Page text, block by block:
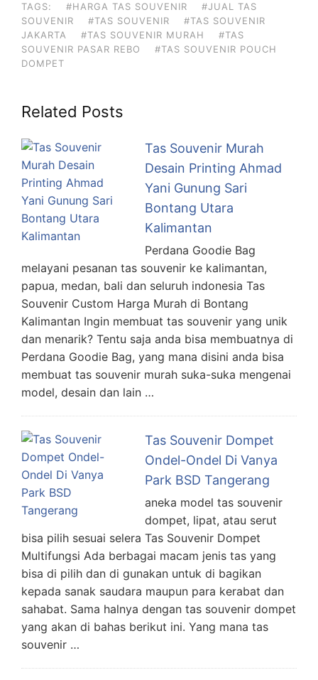
TAGS: #HARGA TAS SOUVENIR
#JUAL TAS
SOUVENIR
#TAS SOUVENIR
#TAS SOUVENIR
JAKARTA
#TAS SOUVENIR MURAH
#TAS
SOUVENIR PASAR REBO
#TAS SOUVENIR POUCH
DOMPET
Related Posts
Tas Souvenir Murah
Desain Printing Ahmad
Yani Gunung Sari
Bontang Utara
Kalimantan
Perdana Goodie Bag
melayani pesanan tas souvenir ke kalimantan,
papua, medan, bali dan seluruh indonesia Tas
Souvenir Custom Harga Murah di Bontang
Kalimantan Ingin membuat tas souvenir yang unik
dan menarik? Tentu saja anda bisa membuatnya di
Perdana Goodie Bag, yang mana disini anda bisa
membuat tas souvenir murah suka-suka mengenai
model, desain dan lain …
Tas Souvenir Dompet
Ondel-Ondel Di Vanya
Park BSD Tangerang
aneka model tas souvenir
dompet, lipat, atau serut
bisa pilih sesuai selera Tas Souvenir Dompet
Multifungsi Ada berbagai macam jenis tas yang
bisa di pilih dan di gunakan untuk di bagikan
kepada sanak saudara maupun para kerabat dan
sahabat. Sama halnya dengan tas souvenir dompet
yang akan di bahas berikut ini. Yang mana tas
souvenir …